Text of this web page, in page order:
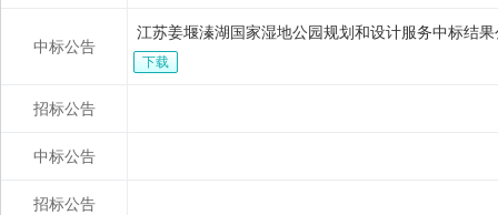
中标公告
江苏姜堰溱湖国家湿地公园规划和设计服务中标结
下载
招标公告
中标公告
招标公告